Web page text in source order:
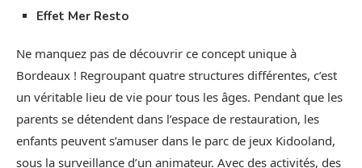
Effet Mer Resto
Ne manquez pas de découvrir ce concept unique à
Bordeaux ! Regroupant quatre structures différentes, c’est
un véritable lieu de vie pour tous les âges. Pendant que les
parents se détendent dans l’espace de restauration, les
enfants peuvent s’amuser dans le parc de jeux Kidooland,
sous la surveillance d’un animateur. Avec des activités, des